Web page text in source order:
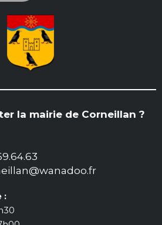
la mairie de Corneillan ?
: